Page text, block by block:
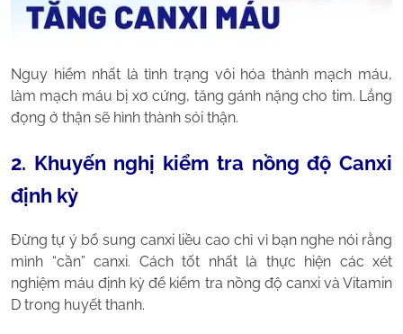
Nguy hiểm nhất là tình trạng vôi hóa thành mạch máu,
làm mạch máu bị xơ cứng, tăng gánh nặng cho tim. Lắng
đọng ở thận sẽ hình thành sỏi thận.
2. Khuyến nghị kiểm tra nồng độ Canxi
định kỳ
Đừng tự ý bổ sung canxi liều cao chỉ vì bạn nghe nói rằng
mình “cần” canxi. Cách tốt nhất là thực hiện các xét
nghiệm máu định kỳ để kiểm tra nồng độ canxi và Vitamin
D trong huyết thanh.